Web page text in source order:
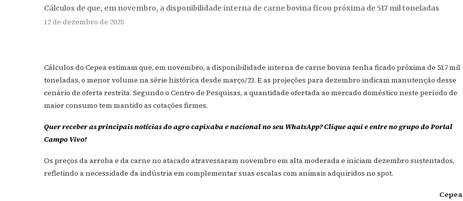
Cálculos de que, em novembro, a disponibilidade interna de carne bovina ficou próxima de 517 mil toneladas
12 de dezembro de 2025
Cálculos do Cepea estimam que, em novembro, a disponibilidade interna de carne bovina tenha ficado próxima de 517 mil
toneladas, o menor volume na série histórica desde março/23. E as projeções para dezembro indicam manutenção desse
cenário de oferta restrita. Segundo o Centro de Pesquisas, a quantidade ofertada ao mercado doméstico neste período de
maior consumo tem mantido as cotações firmes.
Quer receber as principais notícias do agro capixaba e nacional no seu WhatsApp? Clique aqui e entre no grupo do Portal
Campo Vivo!
Os preços da arroba e da carne no atacado atravessaram novembro em alta moderada e iniciam dezembro sustentados,
refletindo a necessidade da indústria em complementar suas escalas com animais adquiridos no spot.
Cepea